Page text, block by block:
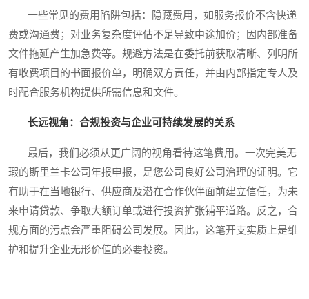
一些常见的费用陷阱包括：隐藏费用，如服务报价不含快递
费或沟通费；对业务复杂度评估不足导致中途加价；因内部准备
文件拖延产生加急费等。规避方法是在委托前获取清晰、列明所
有收费项目的书面报价单，明确双方责任，并由内部指定专人及
时配合服务机构提供所需信息和文件。
长远视角：合规投资与企业可持续发展的关系
最后，我们必须从更广阔的视角看待这笔费用。一次完美无
瑕的斯里兰卡公司年报申报，是您公司良好公司治理的证明。它
有助于在当地银行、供应商及潜在合作伙伴面前建立信任，为未
来申请贷款、争取大额订单或进行投资扩张铺平道路。反之，合
规方面的污点会严重阻碍公司发展。因此，这笔开支实质上是维
护和提升企业无形价值的必要投资。